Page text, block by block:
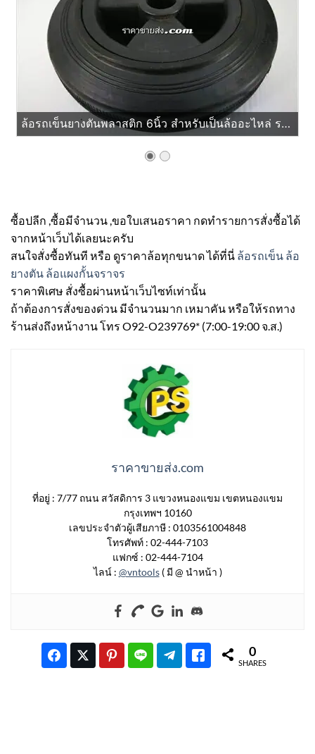
ล้อรถเข็นยางตันพลาสติก 6นิ้ว สำหรับเป็นล้ออะไหล่ รถเข็นผัก รถเข็นของ แผงป้ายจราจร
ซื้อปลีก ,ซื้อมีจำนวน ,ขอใบเสนอราคา กดทำรายการสั่งซื้อได้
จากหน้าเว็บได้เลยนะครับ
สนใจสั่งซื้อทันที หรือ ดูราคาล้อทุกขนาด ได้ที่นี่ ล้อรถเข็น ล้อ
ยางตัน ล้อแผงกั้นจราจร
ราคาพิเศษ สั่งซื้อผ่านหน้าเว็บไซท์เท่านั้น
ถ้าต้องการสั่งของด่วน มีจำนวนมาก เหมาคัน หรือให้รถทาง
ร้านส่งถึงหน้างาน โทร O92-O239769* (7:00-19:00 จ.ส.)
ราคาขายส่ง.com
ที่อยู่ : 7/77 ถนน สวัสดิการ 3 แขวงหนองแขม เขตหนองแขม
กรุงเทพฯ 10160
เลขประจำตัวผู้เสียภาษี : 0103561004848
โทรศัพท์ : 02-444-7103
แฟกซ์ : 02-444-7104
ไลน์ : @vntools( มี @ นำหน้า )
0
SHARES